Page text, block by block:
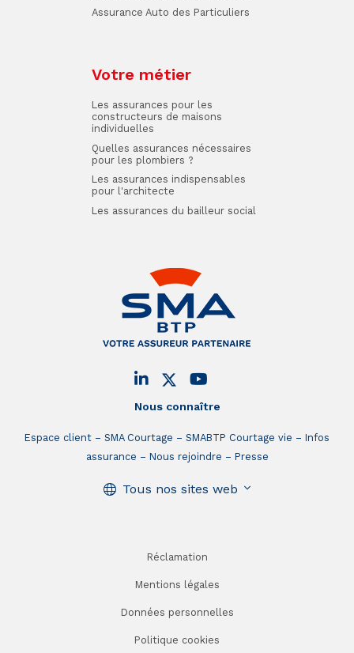
Nous connaître
Espace client SMA Courtage SMABTP Courtage vie
Infos
assurance
Nous rejoindre Presse
Tous nos sites web
Assurance Auto des Particuliers
Votre métier
Les assurances pour les
constructeurs de maisons
individuelles
Quelles assurances nécessaires
pour les plombiers ?
Les assurances indispensables
pour l'architecte
Les assurances du bailleur social
Réclamation
Mentions légales
Données personnelles
Politique cookies